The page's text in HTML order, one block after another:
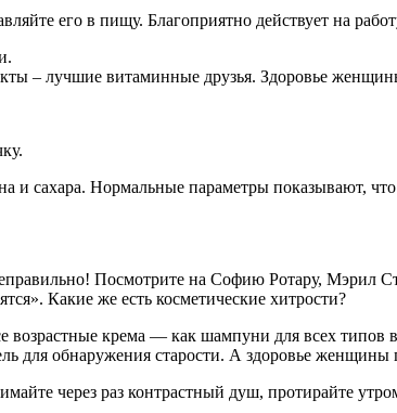
его в пищу. Благоприятно действует на
– лучшие витаминные друзья. Здоровье
и сахара. Нормальные параметры показывают,
Посмотрите на Софию Ротару,
Какие же есть косметические хитрости?
возрастные крема — как шампуни для всех
обнаружения старости. А здоровье женщины
через раз контрастный душ, протирайте